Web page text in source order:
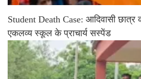
Student Death Case: आदिवासी छात्र
एकलव्य स्कूल के प्राचार्य सस्पेंड